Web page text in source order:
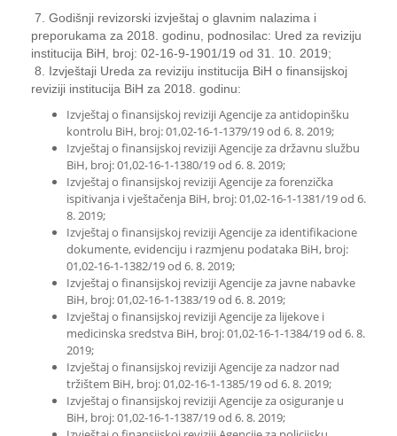
7. Godišnji revizorski izvještaj o glavnim nalazima i
preporukama za 2018. godinu, podnosilac: Ured za reviziju
institucija BiH, broj: 02-16-9-1901/19 od 31. 10. 2019;
8. Izvještaji Ureda za reviziju institucija BiH o finansijskoj
reviziji institucija BiH za 2018. godinu:
Izvještaj o finansijskoj reviziji Agencije za antidopinšku
kontrolu BiH, broj: 01,02-16-1-1379/19 od 6. 8. 2019;
Izvještaj o finansijskoj reviziji Agencije za državnu službu
BiH, broj: 01,02-16-1-1380/19 od 6. 8. 2019;
Izvještaj o finansijskoj reviziji Agencije za forenzička
ispitivanja i vještačenja BiH, broj: 01,02-16-1-1381/19 od 6.
8. 2019;
Izvještaj o finansijskoj reviziji Agencije za identifikacione
dokumente, evidenciju i razmjenu podataka BiH, broj:
01,02-16-1-1382/19 od 6. 8. 2019;
Izvještaj o finansijskoj reviziji Agencije za javne nabavke
BiH, broj: 01,02-16-1-1383/19 od 6. 8. 2019;
Izvještaj o finansijskoj reviziji Agencije za lijekove i
medicinska sredstva BiH, broj: 01,02-16-1-1384/19 od 6. 8.
2019;
Izvještaj o finansijskoj reviziji Agencije za nadzor nad
tržištem BiH, broj: 01,02-16-1-1385/19 od 6. 8. 2019;
Izvještaj o finansijskoj reviziji Agencije za osiguranje u
BiH, broj: 01,02-16-1-1387/19 od 6. 8. 2019;